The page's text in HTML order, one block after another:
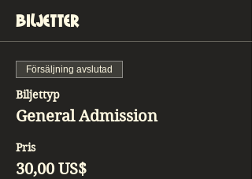
Biljetter
Försäljning avslutad
Biljettyp
General Admission
Pris
30,00 US$